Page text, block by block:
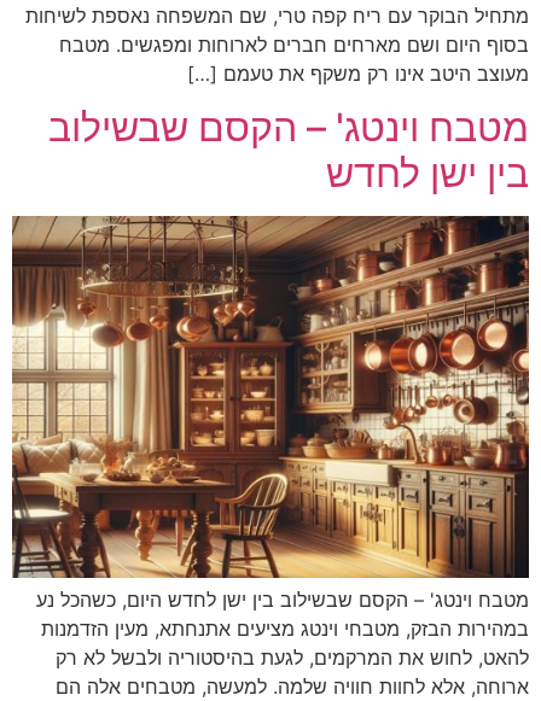
מתחיל הבוקר עם ריח קפה טרי, שם המשפחה נאספת לשיחות
בסוף היום ושם מארחים חברים לארוחות ומפגשים. מטבח
מעוצב היטב אינו רק משקף את טעמם […]
מטבח וינטג' – הקסם שבשילוב
בין ישן לחדש
מטבח וינטג' – הקסם שבשילוב בין ישן לחדש היום, כשהכל נע
במהירות הבזק, מטבחי וינטג מציעים אתנחתא, מעין הזדמנות
להאט, לחוש את המרקמים, לגעת בהיסטוריה ולבשל לא רק
ארוחה, אלא לחוות חוויה שלמה. למעשה, מטבחים אלה הם